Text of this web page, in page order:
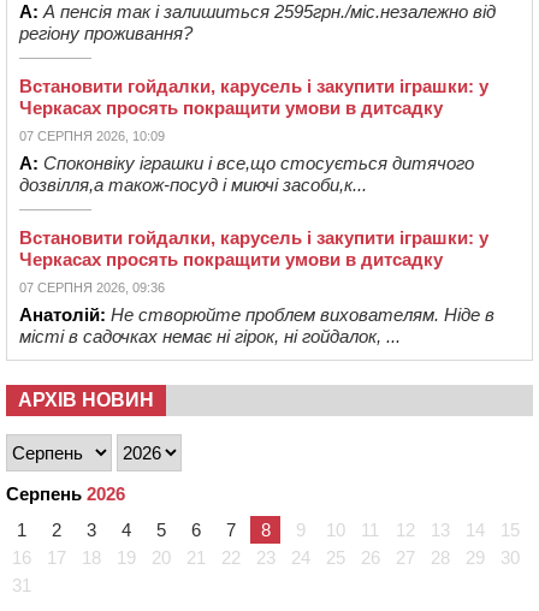
А: А пенсія так і залишиться 2595грн./міс.незалежно від
регіону проживання?
Встановити гойдалки, карусель і закупити іграшки: у
Черкасах просять покращити умови в дитсадку
07 СЕРПНЯ 2026, 10:09
А: Споконвіку іграшки і все,що стосується дитячого
дозвілля,а також-посуд і миючі засоби,к...
Встановити гойдалки, карусель і закупити іграшки: у
Черкасах просять покращити умови в дитсадку
07 СЕРПНЯ 2026, 09:36
Анатолій: Не створюйте проблем вихователям. Ніде в
місті в садочках немає ні гірок, ні гойдалок, ...
АРХІВ НОВИН
Серпень 2026
1
2 3 4 5 6 7 8 9 10 11 12 13 14
15
16
17 18 19 20 21 22 23 24 25 26 27 28 29
30
31